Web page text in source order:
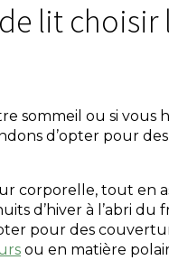
de lit choisir
sommeil ou si vous
d’opter pour des
corporelle, tout en
d’hiver à l’abri
pour des
ou en matière